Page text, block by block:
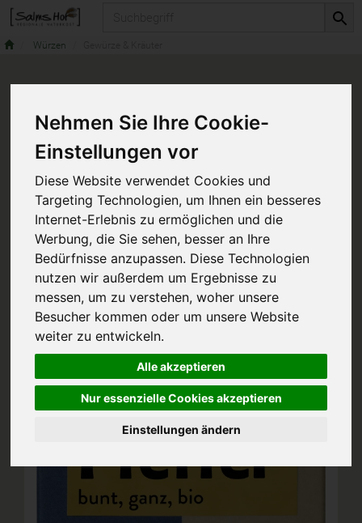
Nehmen Sie Ihre Cookie-
Einstellungen vor
Diese Website verwendet Cookies und
Targeting Technologien, um Ihnen ein besseres
Internet-Erlebnis zu ermöglichen und die
Werbung, die Sie sehen, besser an Ihre
Bedürfnisse anzupassen. Diese Technologien
nutzen wir außerdem um Ergebnisse zu
messen, um zu verstehen, woher unsere
Besucher kommen oder um unsere Website
weiter zu entwickeln.
Alle akzeptieren
Nur essenzielle Cookies akzeptieren
Einstellungen ändern
Würzen